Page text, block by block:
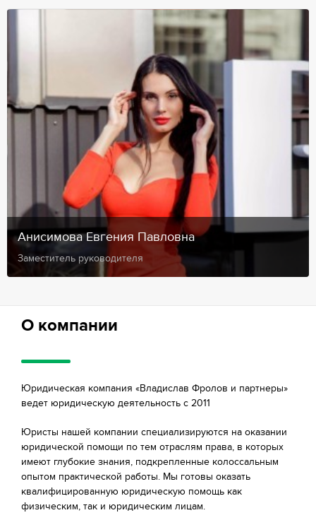
Анисимова Евгения Павловна
Заместитель руководителя
О компании
Юридическая компания «Владислав Фролов и партнеры»
ведет юридическую деятельность с 2011
Юристы нашей компании специализируются на оказании
юридической помощи по тем отраслям права, в которых
имеют глубокие знания, подкрепленные колоссальным
опытом практической работы. Мы готовы оказать
квалифицированную юридическую помощь как
физическим, так и юридическим лицам.